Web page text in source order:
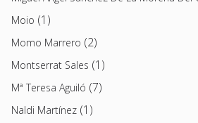
Moio (1)
Momo Marrero (2)
Montserrat Sales (1)
Mª Teresa Aguiló (7)
Naldi Martínez (1)